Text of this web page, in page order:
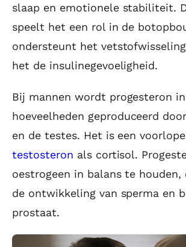
slaap en emotionele stabiliteit.
speelt het een rol in de
ondersteunt het
het de insulinegevoeligheid.
Bij mannen wordt progesteron
hoeveelheden geproduceerd
en de testes. Het is een
testosteron als cortisol.
oestrogeen in balans te
de ontwikkeling van sperma en
prostaat.